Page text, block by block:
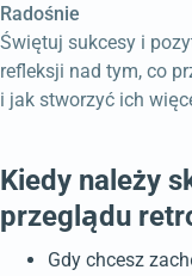
Radośnie
Świętuj sukcesy i
refleksji nad tym, co
i jak stworzyć ich
Kiedy należy
przeglądu
Gdy chcesz